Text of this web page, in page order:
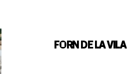
FORN DE LA VILA